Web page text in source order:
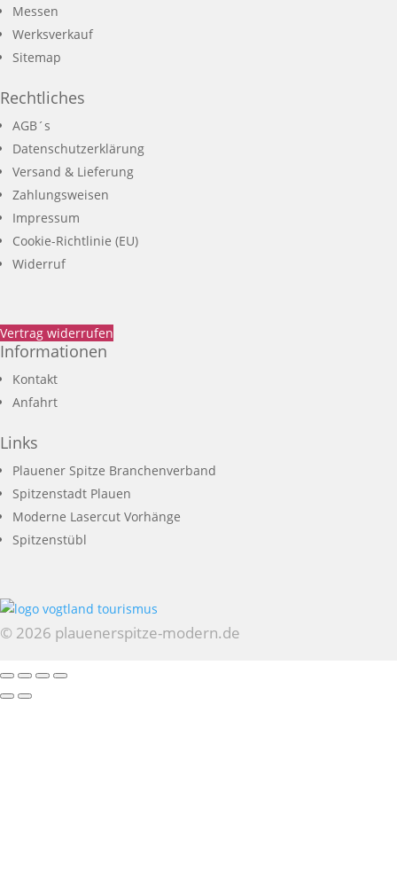
Messen
Werksverkauf
Sitemap
Rechtliches
AGB´s
Datenschutzerklärung
Versand & Lieferung
Zahlungsweisen
Impressum
Cookie-Richtlinie (EU)
Widerruf
Vertrag widerrufen
Informationen
Kontakt
Anfahrt
Links
Plauener Spitze Branchenverband
Spitzenstadt Plauen
Moderne Lasercut Vorhänge
Spitzenstübl
© 2026 plauenerspitze-modern.de